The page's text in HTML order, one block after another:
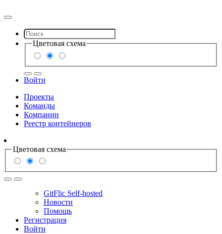
Цветовая схема
Войти
Проекты
Команды
Компании
Реестр контейнеров
Цветовая схема
GitFlic Self-hosted
Новости
Помощь
Регистрация
Войти